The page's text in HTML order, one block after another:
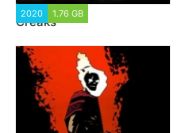
2020 1.76 GB
Creaks